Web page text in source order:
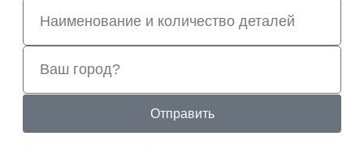
Отправить